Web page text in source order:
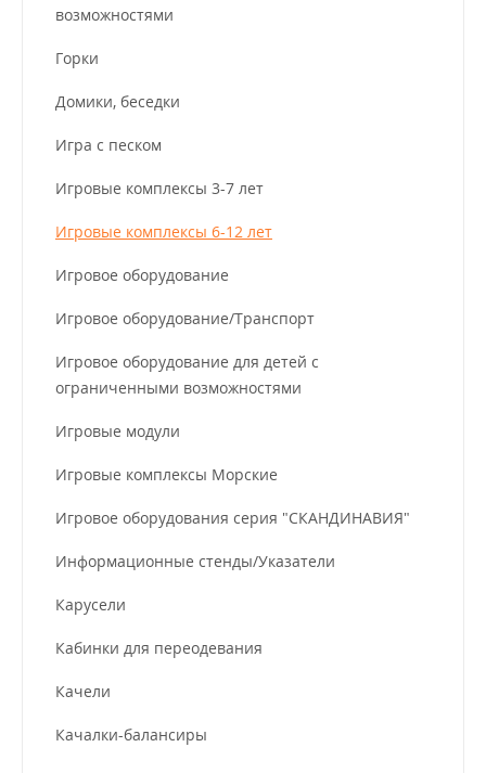
возможностями
Горки
Домики, беседки
Игра с песком
Игровые комплексы 3-7 лет
Игровые комплексы 6-12 лет
Игровое оборудование
Игровое оборудование/Транспорт
Игровое оборудование для детей с
ограниченными возможностями
Игровые модули
Игровые комплексы Морские
Игровое оборудования серия "СКАНДИНАВИЯ"
Информационные стенды/Указатели
Карусели
Кабинки для переодевания
Качели
Качалки-балансиры